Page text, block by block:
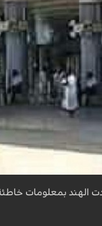
الهند بمعلومات